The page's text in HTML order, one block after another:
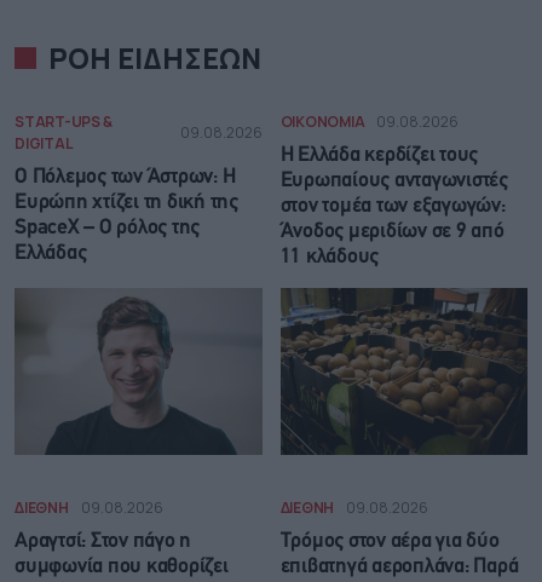
ΡΟΗ ΕΙΔΗΣΕΩΝ
START-UPS &
DIGITAL
09.08.2026
Ο Πόλεμος των Άστρων: Η
Ευρώπη χτίζει τη δική της
SpaceX – Ο ρόλος της
Ελλάδας
ΟΙΚΟΝΟΜΙΑ 09.08.2026
Η Ελλάδα κερδίζει τους
Ευρωπαίους ανταγωνιστές
στον τομέα των εξαγωγών:
Άνοδος μεριδίων σε 9 από
11 κλάδους
ΔΙΕΘΝΗ 09.08.2026
Αραγτσί: Στον πάγο η
συμφωνία που καθορίζει
ΔΙΕΘΝΗ 09.08.2026
Τρόμος στον αέρα για δύο
επιβατηγά αεροπλάνα: Παρά